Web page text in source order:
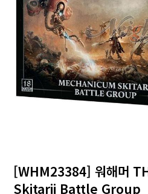
[WHM23384] 워해머
Skitarii Battle